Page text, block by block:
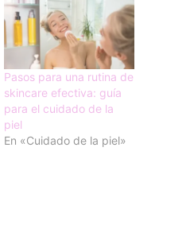
Pasos para una rutina de
skincare efectiva: guía
para el cuidado de la
piel
En «Cuidado de la piel»